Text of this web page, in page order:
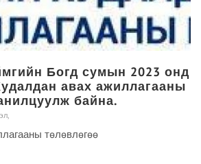
Богд сумын 2023 онд
авах ажиллагааны
байна.
төлөвлөгөө